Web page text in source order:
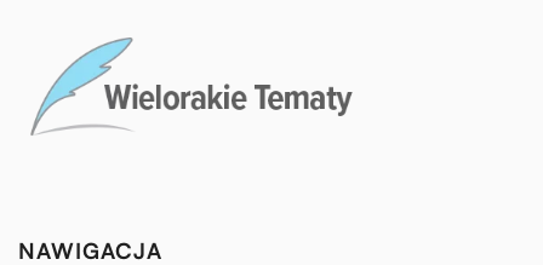
NAWIGACJA